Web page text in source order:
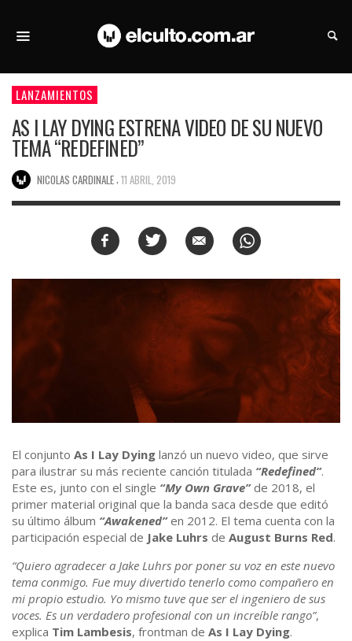
LANZAMIENTOS
AS I LAY DYING ESTRENA VIDEO DE SU NUEVO
TEMA “REDEFINED”
NICOLAS CARDINALE 11 ABRIL, 2019
El conjunto As I Lay Dying lanzó un nuevo video, que sirve
para ilustrar su más reciente canción titulada “Redefined”.
Este es, junto con el single “My Own Grave”de 2018, el
primer material original que la banda saca desde que editó
su último álbum “Awakened”en 2012. El tema cuenta con la
participación especial de Jake Luhrs de August Burns Red.
“Quiero agradecer a Jake Luhrs por poner su voz en este nuevo
tema conmigo. Fue muy divertido tenerlo como compañero en
mi propio estudio. Yo mismo tuve que ser el ingeniero de sus
voces. Es un verdadero profesional con un increíble rango”,
explica Tim Lambesis, frontman de As I Lay Dying.